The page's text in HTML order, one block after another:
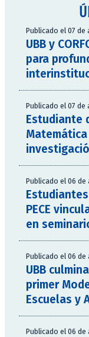
Publicado el 07
UBB y
para
Publicado el 07
Estudiante
Publicado el 06
PECE
en
Publicado el 06
UBB
primer
Escuelas y
Publicado el 06